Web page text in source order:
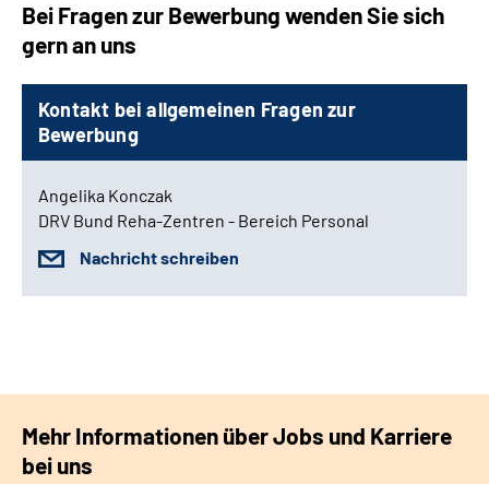
Bei Fragen zur Bewerbung wenden Sie sich
gern an uns
Kontakt bei allgemeinen Fragen zur
Bewerbung
Angelika Konczak
DRV Bund Reha-Zentren - Bereich Personal
Nachricht schreiben
Mehr Informationen über Jobs und Karriere
bei uns